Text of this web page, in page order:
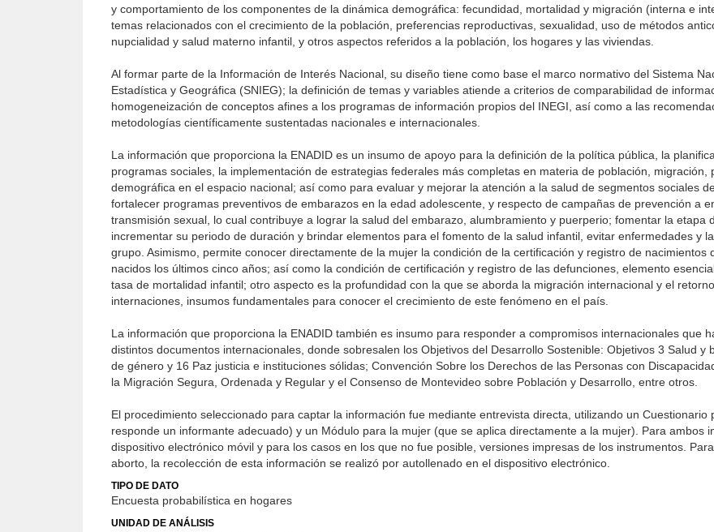
y comportamiento de los componentes de la dinámica demográfica: fecundidad, mortalidad y migración (interna e
temas relacionados con el crecimiento de la población, preferencias reproductivas, sexualidad, uso de métodos
nupcialidad y salud materno infantil, y otros aspectos referidos a la población, los hogares y las viviendas.
Al formar parte de la Información de Interés Nacional, su diseño tiene como base el marco normativo del Sistema
Estadística y Geográfica (SNIEG); la definición de temas y variables atiende a criterios de comparabilidad de
homogeneización de conceptos afines a los programas de información propios del INEGI, así como a las
metodologías científicamente sustentadas nacionales e internacionales.
La información que proporciona la ENADID es un insumo de apoyo para la definición de la política pública, la
programas sociales, la implementación de estrategias federales más completas en materia de población, migración,
demográfica en el espacio nacional; así como para evaluar y mejorar la atención a la salud de segmentos sociales
fortalecer programas preventivos de embarazos en la edad adolescente, y respecto de campañas de prevención a
transmisión sexual, lo cual contribuye a lograr la salud del embarazo, alumbramiento y puerperio; fomentar la etapa
incrementar su periodo de duración y brindar elementos para el fomento de la salud infantil, evitar enfermedades y
grupo. Asimismo, permite conocer directamente de la mujer la condición de la certificación y registro de nacimientos
nacidos los últimos cinco años; así como la condición de certificación y registro de las defunciones, elemento
tasa de mortalidad infantil; otro aspecto es la profundidad con la que se aborda la migración internacional y el
internaciones, insumos fundamentales para conocer el crecimiento de este fenómeno en el país.
La información que proporciona la ENADID también es insumo para responder a compromisos internacionales que
distintos documentos internacionales, donde sobresalen los Objetivos del Desarrollo Sostenible: Objetivos 3 Salud y
de género y 16 Paz justicia e instituciones sólidas; Convención Sobre los Derechos de las Personas con
la Migración Segura, Ordenada y Regular y el Consenso de Montevideo sobre Población y Desarrollo, entre otros.
El procedimiento seleccionado para captar la información fue mediante entrevista directa, utilizando un Cuestionario
responde un informante adecuado) y un Módulo para la mujer (que se aplica directamente a la mujer). Para ambos
dispositivo electrónico móvil y para los casos en los que no fue posible, versiones impresas de los instrumentos.
aborto, la recolección de esta información se realizó por autollenado en el dispositivo electrónico.
TIPO DE DATO
Encuesta probabilística en hogares
UNIDAD DE ANÁLISIS